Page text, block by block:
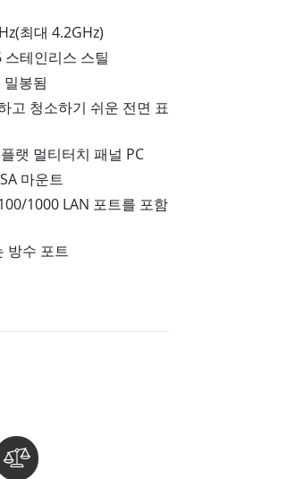
이
컴퓨터
스틸 등급
틸 패널 PC
틸 디스플레이
최대 4.2GHz)
스테인리스 스틸
봉됨
고 청소하기 쉬운 전면 표
랫 멀티터치 패널 PC
마운트
1000 LAN 포트를 포함
방수 포트